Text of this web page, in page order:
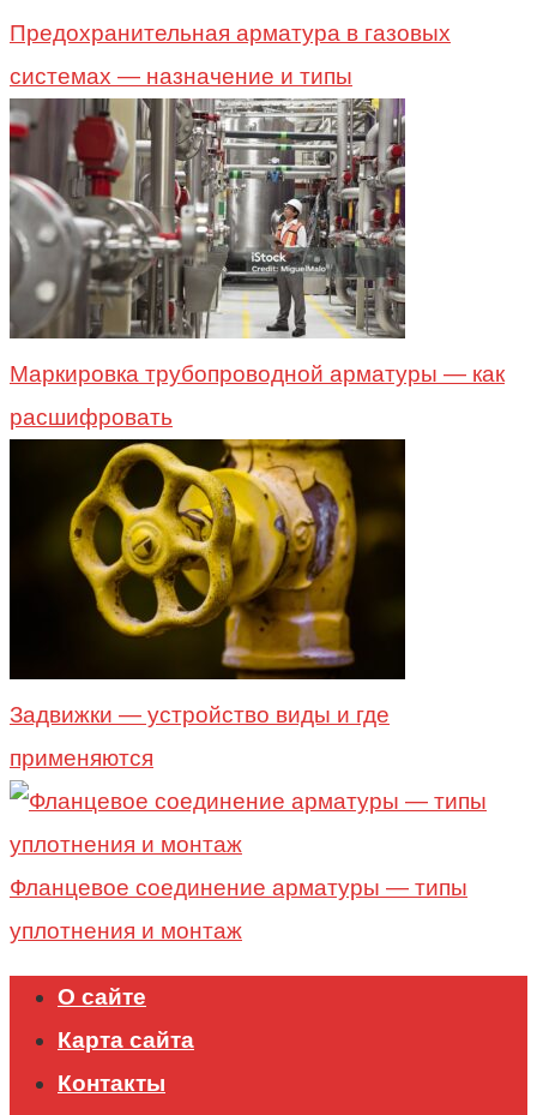
Предохранительная арматура в газовых
системах — назначение и типы
Маркировка трубопроводной арматуры — как
расшифровать
Задвижки — устройство виды и где
применяются
Фланцевое соединение арматуры — типы
уплотнения и монтаж
О сайте
Карта сайта
Контакты